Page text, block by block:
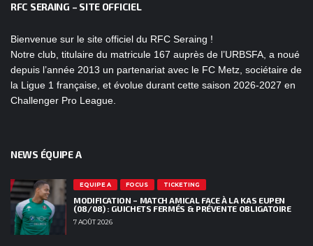
RFC SERAING – SITE OFFICIEL
Bienvenue sur le site officiel du RFC Seraing !
Notre club, titulaire du matricule 167 auprès de l’URBSFA, a noué
depuis l’année 2013 un partenariat avec le FC Metz, sociétaire de
la Ligue 1 française, et évolue durant cette saison 2026-2027 en
Challenger Pro League.
NEWS ÉQUIPE A
EQUIPE A FOCUS TICKETING
MODIFICATION – MATCH AMICAL FACE À LA KAS EUPEN
(08/08) : GUICHETS FERMÉS & PRÉVENTE OBLIGATOIRE
7 AOÛT 2026